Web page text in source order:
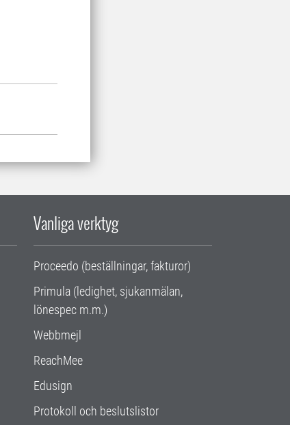
Vanliga verktyg
Proceedo (beställningar, fakturor)
Primula (ledighet, sjukanmälan,
lönespec m.m.)
Webbmejl
ReachMee
Edusign
Protokoll och beslutslistor